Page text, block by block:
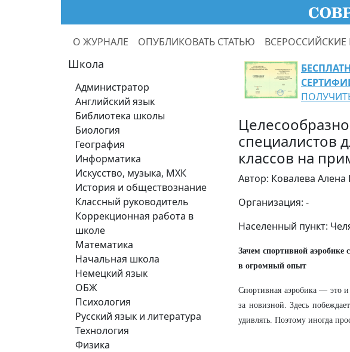
О ЖУРНАЛЕ ОПУБЛИКОВАТЬ СТАТЬЮ
Школа
Администратор
Английский язык
Библиотека школы
Биология
География
Информатика
Искусство, музыка, МХК
История и обществознание
Классный руководитель
Коррекционная работа в
школе
Математика
Начальная школа
Немецкий язык
ОБЖ
Психология
Русский язык и литература
Технология
Физика
специалистов
классов на
Автор: Ковалева Алена
Организация: -
Населенный пункт:
Зачем спортивной аэробике
в огромный опыт
Спортивная аэробика — это
за новизной. Здесь
удивлять. Поэтому иногда